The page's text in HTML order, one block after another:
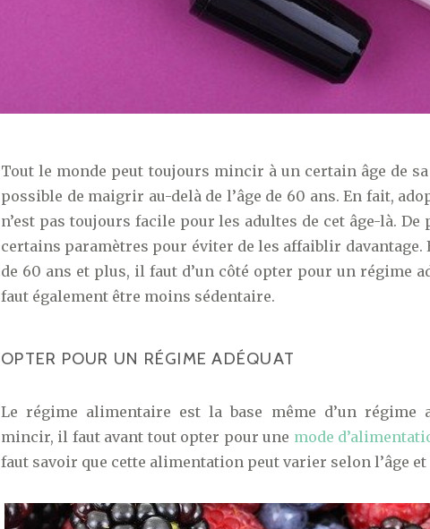
Tout le monde peut toujours mincir à un certain âge de
possible de maigrir au-delà de l’âge de 60 ans. En fait,
n’est pas toujours facile pour les adultes de cet âge-là.
certains paramètres pour éviter de les affaiblir davantage.
de 60 ans et plus, il faut d’un côté opter pour un régime
faut également être moins sédentaire.
OPTER POUR UN RÉGIME ADÉQUAT
Le régime alimentaire est la base même d’un régime
mincir, il faut avant tout opter pour une mode
faut savoir que cette alimentation peut varier selon l’âge et